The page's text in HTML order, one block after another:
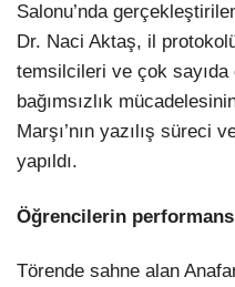
Salonu’nda
Dr. Naci Aktaş, il
temsilcileri ve çok sayıda
bağımsızlık
Marşı’nın yazılış süreci
yapıldı.
Öğrencilerin
Törende sahne alan